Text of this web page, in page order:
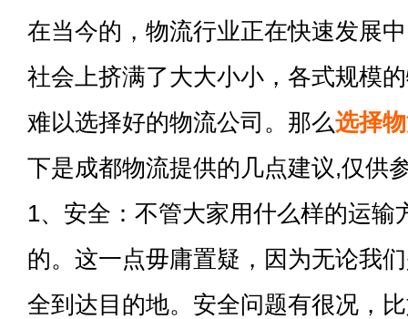
在当今的，物流行业正在快速发展
社会上挤满了大大小小，各式规模
难以选择好的物流公司。那么选择
下是成都物流提供的几点建议,仅供
1、安全：不管大家用什么样的运输
的。这一点毋庸置疑，因为无论我
全到达目的地。安全问题有很况，